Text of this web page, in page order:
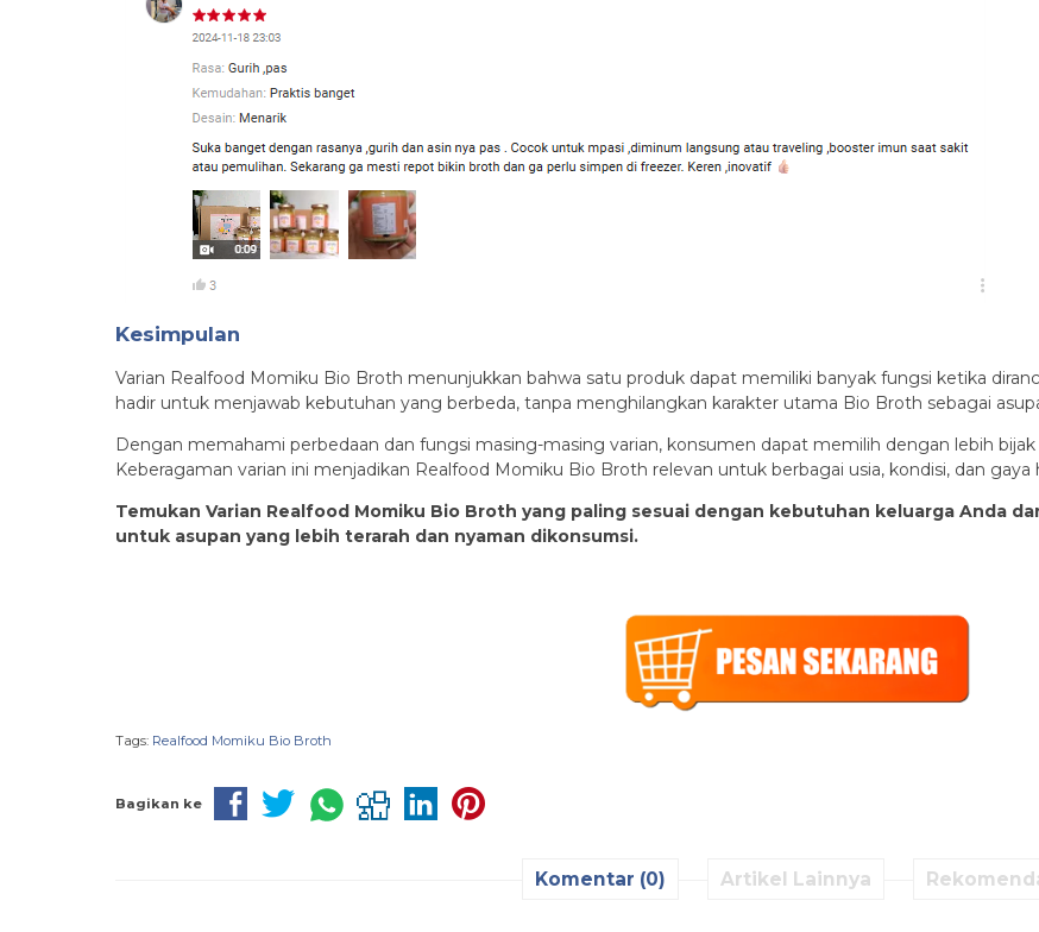
Kesimpulan
Varian Realfood Momiku Bio Broth menunjukkan bahwa satu produk dapat memiliki banyak fungsi ketika
hadir untuk menjawab kebutuhan yang berbeda, tanpa menghilangkan karakter utama Bio Broth sebagai
Dengan memahami perbedaan dan fungsi masing-masing varian, konsumen dapat memilih dengan lebih
Keberagaman varian ini menjadikan Realfood Momiku Bio Broth relevan untuk berbagai usia, kondisi, dan gaya
Temukan Varian Realfood Momiku Bio Broth yang paling sesuai dengan kebutuhan keluarga Anda
untuk asupan yang lebih terarah dan nyaman dikonsumsi.
Tags: Realfood Momiku Bio Broth
Bagikan ke
Komentar (0) Artikel Lainnya